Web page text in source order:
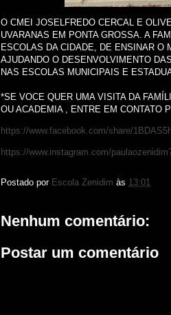
O CMEI JOSELFREDO CERCAL E
UVARANAS EM PONTA GROSSA. A
ESCOLAS DA CIDADE, DE ENSINAR O
AJUDANDO O DESENVOLVIMENTO
NAS ESCOLAS MUNICIPAIS E
*SE VOCE QUER UMA VISITA DA
OU ACADEMIA , ENTRE EM CONTATO
https://www.facebook.com/share/
https://www.instagram.com/
Postado por Escola Zenidim às 13:01
Nenhum comentário:
Postar um comentário